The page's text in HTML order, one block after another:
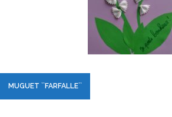
MUGUET ``FARFALLE``